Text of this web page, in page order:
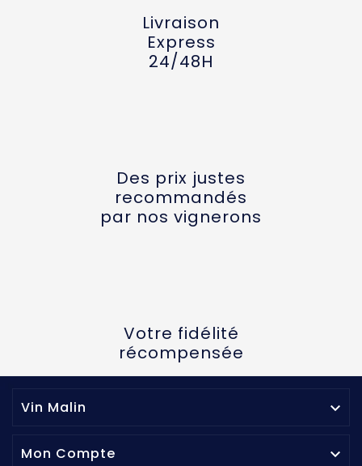
Livraison
Express
24/48H
Des prix justes
recommandés
par nos vignerons
Votre fidélité
récompensée
Vin Malin 
Mon Compte 